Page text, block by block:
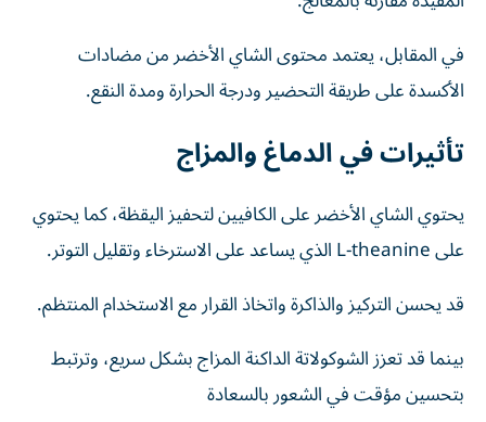
في المقابل، يعتمد محتوى الشاي الأخضر من مضادات
الأكسدة على طريقة التحضير ودرجة الحرارة ومدة النقع.
تأثيرات في الدماغ والمزاج
يحتوي الشاي الأخضر على الكافيين لتحفيز اليقظة، كما يحتوي
على L-theanine الذي يساعد على الاسترخاء وتقليل التوتر.
قد يحسن التركيز والذاكرة واتخاذ القرار مع الاستخدام المنتظم.
بينما قد تعزز الشوكولاتة الداكنة المزاج بشكل سريع، وترتبط
بتحسين مؤقت في الشعور بالسعادة